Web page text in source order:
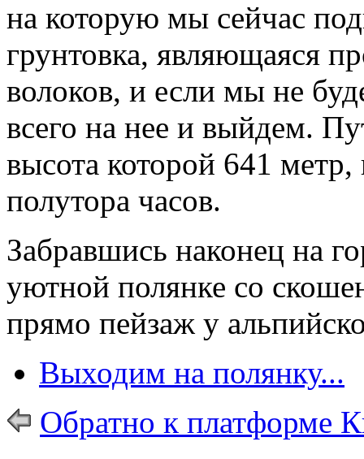
на которую мы сейчас
грунтовка, являющаяся
волоков, и если мы не
всего на нее и выйдем.
высота которой 641
полутора часов.
Забравшись наконец на
уютной полянке со
прямо пейзаж у
Выходим на полянку...
Обратно к платформе